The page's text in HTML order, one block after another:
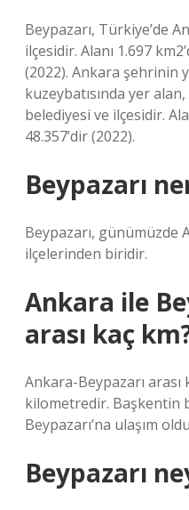
Beypazarı, Türkiye’de
ilçesidir. Alanı 1.697
(2022). Ankara şehrinin
kuzeybatısında yer
belediyesi ve ilçesidir.
48.357’dir (2022).
Beypazarı
Beypazarı, günümüzde
ilçelerinden biridir.
Ankara ile
arası kaç
Ankara-Beypazarı
kilometredir. Başkentin
Beypazarı’na ulaşım
Beypazarı